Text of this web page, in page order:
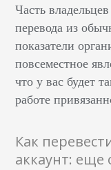
Часть
перевода из
показатели
повсеместное
что у вас будет
работе
Как
аккаунт: еще